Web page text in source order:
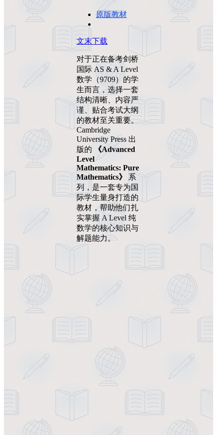
原版教材
文末下载
对于正在备考剑桥
国际 AS & A Level
数学（9709）的学
生而言，选择一套
结构清晰、内容严
谨、贴合考试大纲
的教材至关重要。
Cambridge
University Press 出
版的
《Advanced
Level
Mathematics: Pure
Mathematics》
系
列，是一套专为国
际学生量身打造的
教材，帮助他们扎
实掌握 A Level 纯
数学的核心知识与
解题能力。